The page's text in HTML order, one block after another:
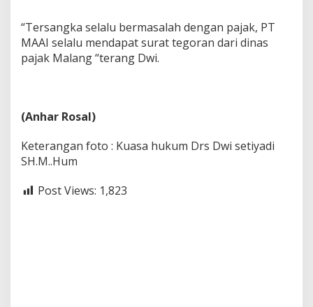
“Tersangka selalu bermasalah dengan pajak, PT
MAAI selalu mendapat surat tegoran dari dinas
pajak Malang “terang Dwi.
(Anhar Rosal)
Keterangan foto : Kuasa hukum Drs Dwi setiyadi
SH.M..Hum
Post Views: 1,823